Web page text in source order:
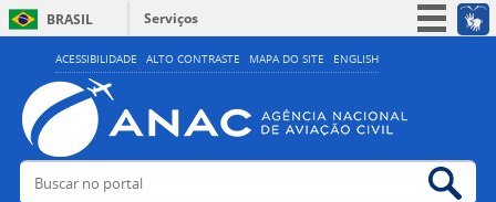
ACESSIBILIDADE ALTO CONTRASTE MAPA DO SITE ENGLISH
BRASIL
Serviços
Simplifique!
Acesso à informação
Legislação
Buscar no portal